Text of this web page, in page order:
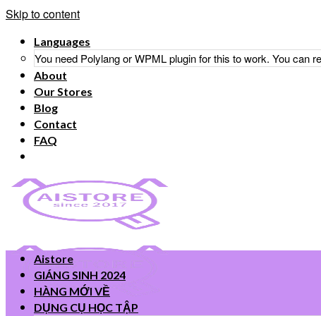
Skip to content
Languages
You need Polylang or WPML plugin for this to work. You can
About
Our Stores
Blog
Contact
FAQ
Aistore
GIÁNG SINH 2024
HÀNG MỚI VỀ
DỤNG CỤ HỌC TẬP